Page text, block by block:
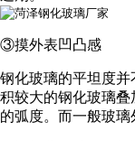
③摸外表凹凸感
钢化玻璃的平坦度
积较大的钢化玻璃
的弧度。而一般玻璃